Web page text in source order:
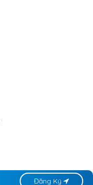
Đăng Ký